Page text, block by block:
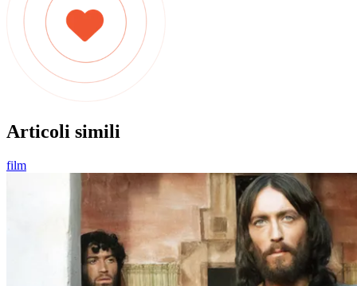
Articoli simili
film